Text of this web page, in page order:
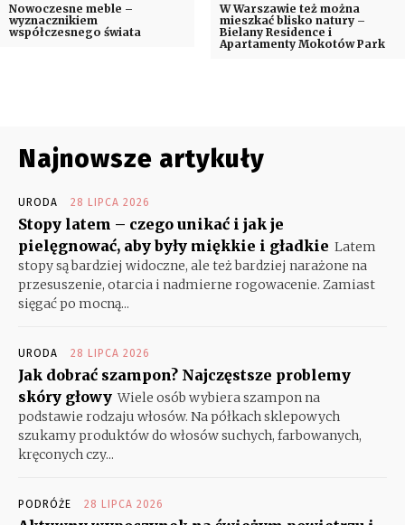
Nowoczesne meble –
wyznacznikiem
współczesnego świata
W Warszawie też można
mieszkać blisko natury –
Bielany Residence i
Apartamenty Mokotów Park
Najnowsze artykuły
URODA 28 LIPCA 2026
Stopy latem – czego unikać i jak je
pielęgnować, aby były miękkie i gładkie Latem
stopy są bardziej widoczne, ale też bardziej narażone na
przesuszenie, otarcia i nadmierne rogowacenie. Zamiast
sięgać po mocną...
URODA 28 LIPCA 2026
Jak dobrać szampon? Najczęstsze problemy
skóry głowy Wiele osób wybiera szampon na
podstawie rodzaju włosów. Na półkach sklepowych
szukamy produktów do włosów suchych, farbowanych,
kręconych czy...
PODRÓŻE 28 LIPCA 2026